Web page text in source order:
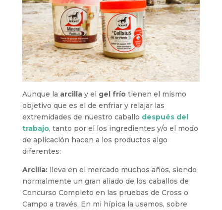
Aunque la arcilla y el gel frío tienen el mismo
objetivo que es el de enfriar y relajar las
extremidades de nuestro caballo después del
trabajo, tanto por el los ingredientes y/o el modo
de aplicación hacen a los productos algo
diferentes:
Arcilla: lleva en el mercado muchos años, siendo
normalmente un gran aliado de los caballos de
Concurso Completo en las pruebas de Cross o
Campo a través. En mi hípica la usamos, sobre